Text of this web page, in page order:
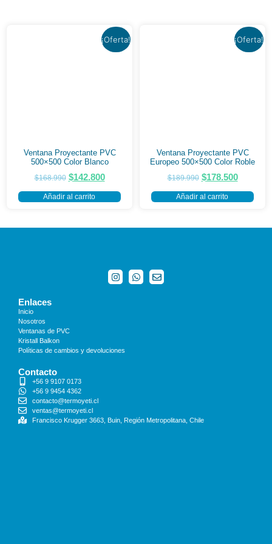
¡Oferta!
Ventana Proyectante PVC
500×500 Color Blanco
$168.990 $142.800
Añadir al carrito
¡Oferta!
Ventana Proyectante PVC
Europeo 500×500 Color Roble
$189.990 $178.500
Añadir al carrito
Enlaces
Inicio
Nosotros
Ventanas de PVC
Kristall Balkon
Políticas de cambios y devoluciones
Contacto
+56 9 9107 0173
+56 9 9454 4362
contacto@termoyeti.cl
ventas@termoyeti.cl
Francisco Krugger 3663, Buin, Región Metropolitana, Chile